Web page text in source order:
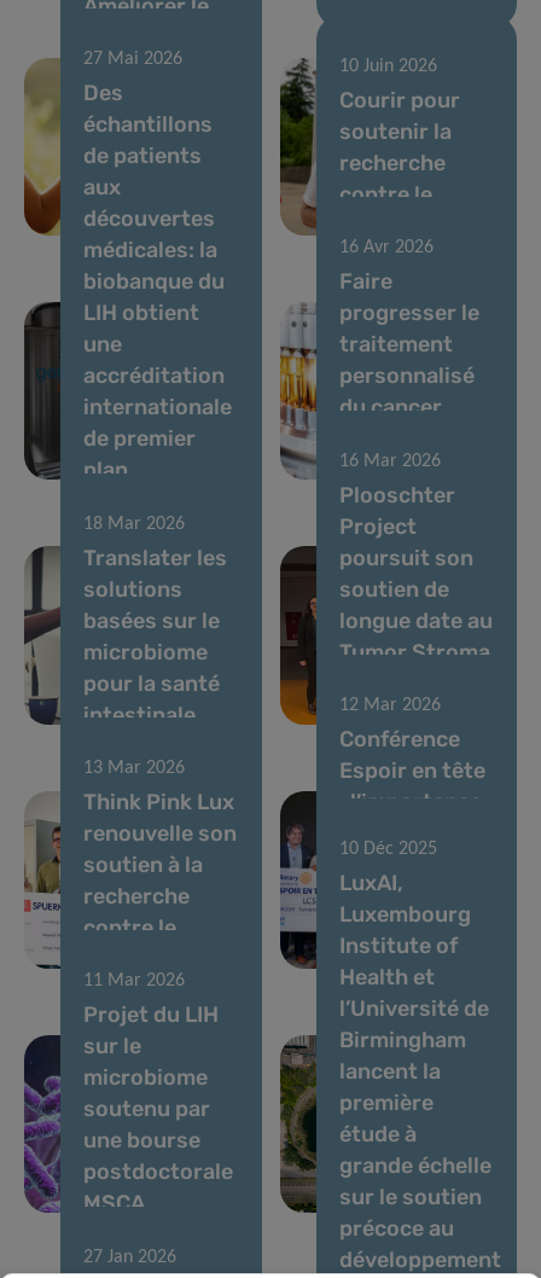
Améliorer le
diagnostique
des enfants
atteints de
maladies rares
au
Luxembourg
10 Juin 2026
Courir pour
soutenir la
recherche
contre le
27 Mai 2026
Des
échantillons
de patients
aux
découvertes
médicales: la
biobanque du
LIH obtient
une
accréditation
internationale
de premier
plan
16 Avr 2026
Faire
progresser le
traitement
personnalisé
du cancer
métastatique
18 Mar 2026
Translater les
solutions
basées sur le
microbiome
pour la santé
intestinale
16 Mar 2026
Plooschter
Project
poursuit son
soutien de
longue date au
Tumor Stroma
Group
13 Mar 2026
Think Pink Lux
renouvelle son
soutien à la
recherche
contre le
12 Mar 2026
Conférence
Espoir en tête
: l’importance
dans la
recherche sur
le cerveau
11 Mar 2026
Projet du LIH
sur le
microbiome
soutenu par
une bourse
postdoctorale
MSCA
29 Jan 2026
Surveillance
des épidémies
de grippe au
Luxembourg à
l’aide des eaux
usées
27 Jan 2026
10 Déc 2025
LuxAI,
Luxembourg
Institute of
Health et
l’Université de
Birmingham
lancent la
première
étude à
grande échelle
sur le soutien
précoce au
développement